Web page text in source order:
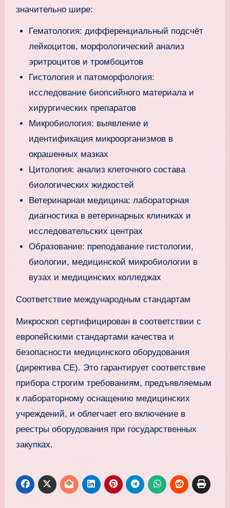
значительно шире:
Гематология: дифференциальный подсчёт
лейкоцитов, морфологический анализ
эритроцитов и тромбоцитов
Гистология и патоморфология:
исследование биопсийного материала и
хирургических препаратов
Микробиология: выявление и
идентификация микроорганизмов в
окрашенных мазках
Цитология: анализ клеточного состава
биологических жидкостей
Ветеринарная медицина: лабораторная
диагностика в ветеринарных клиниках и
исследовательских центрах
Образование: преподавание гистологии,
биологии, медицинской микробиологии в
вузах и медицинских колледжах
Соответствие международным стандартам
Микроскоп сертифицирован в соответствии с
европейскими стандартами качества и
безопасности медицинского оборудования
(директива CE). Это гарантирует соответствие
прибора строгим требованиям, предъявляемым
к лабораторному оснащению медицинских
учреждений, и облегчает его включение в
реестры оборудования при государственных
закупках.